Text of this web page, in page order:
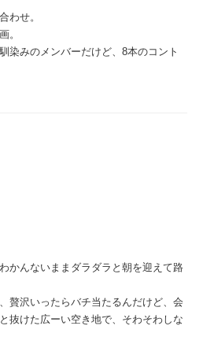
わせ。
。
染みのメンバーだけど、8本のコント
かんないままダラダラと朝を迎えて路
贅沢いったらバチ当たるんだけど、会
抜けた広ーい空き地で、そわそわしな